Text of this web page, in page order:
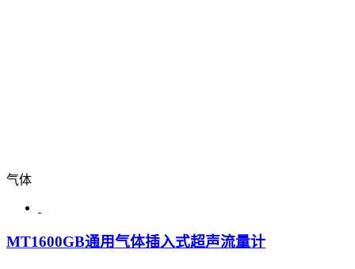
气体
MT1600GB通用气体插入式超声流量计